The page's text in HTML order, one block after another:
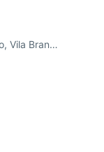
Av. Doutor Nelson Noronha Gustavo Filho, Vila Brandina